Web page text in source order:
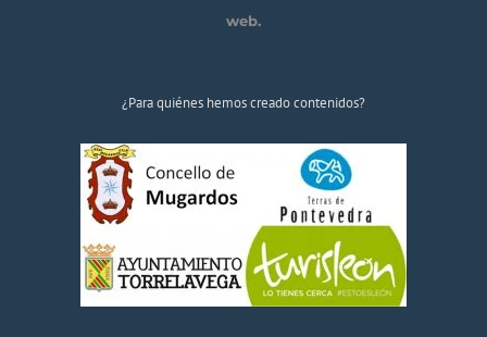
web.
¿Para quiénes hemos creado contenidos?